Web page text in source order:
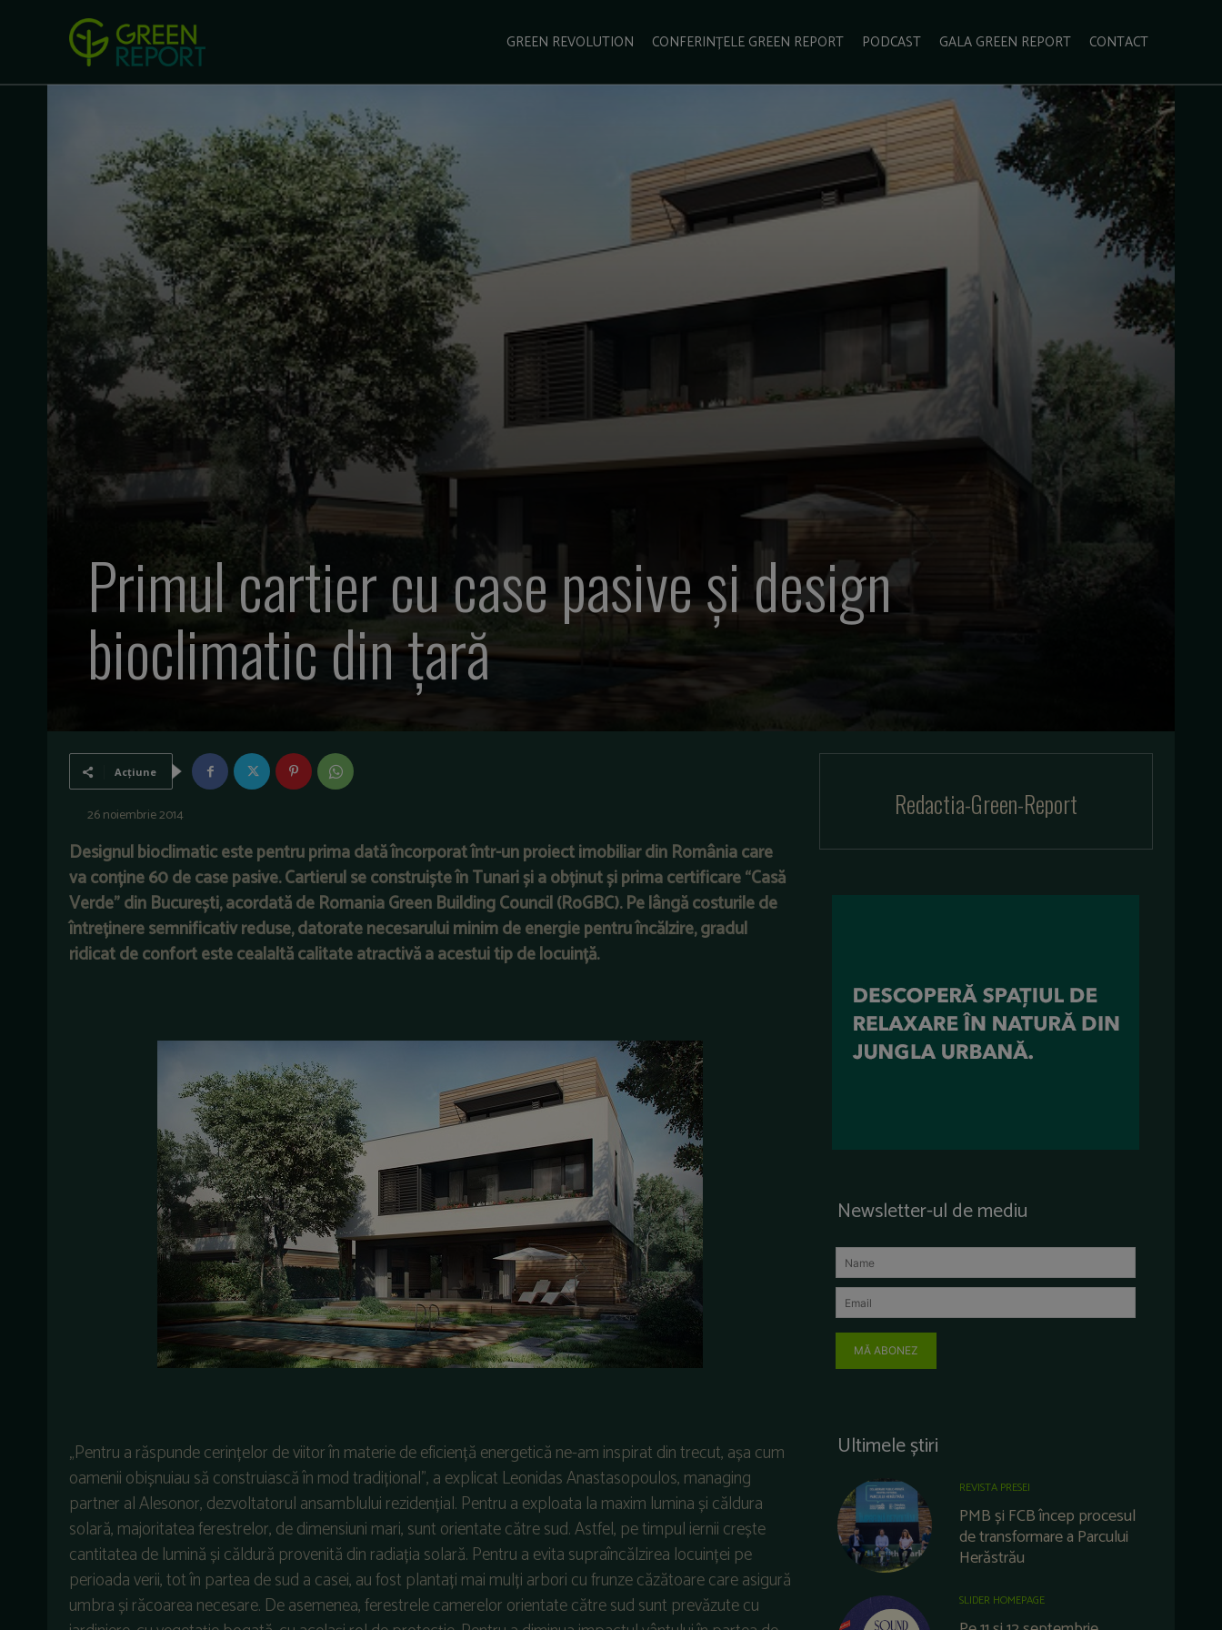
GREEN REVOLUTION CONFERINȚELE GREEN REPORT PODCAST GALA GREEN REPORT CONTACT
SCHIMBĂRI CLIMATICE
Primul cartier cu case pasive și design
bioclimatic din țară
Acțiune
26 noiembrie 2014
Designul bioclimatic este pentru prima dată încorporat într-un proiect imobiliar din România care
va conține 60 de case pasive. Cartierul se construiște în Tunari șia obținut și prima certificare “Casă
Verde” din București, acordată de Romania Green Building Council (RoGBC). Pe lângă costurile de
întreținere semnificativ reduse, datorate necesarului minim de energie pentru încălzire, gradul
ridicat de confort este cealaltă calitate atractivă a acestui tip de locuință.
„Pentru a răspunde cerințelor de viitor în materie de eficiență energetică ne-am inspirat din trecut, așa cum
oamenii obișnuiau să construiască în mod tradițional”, a explicat Leonidas Anastasopoulos, managing
partner al Alesonor, dezvoltatorul ansamblului rezidențial. Pentru a exploata la maxim lumina și căldura
solară, majoritatea ferestrelor, de dimensiuni mari, sunt orientate către sud. Astfel, pe timpul iernii crește
cantitatea de lumină și căldură provenită din radiația solară. Pentru a evita supraîncălzirea locuinței pe
perioada verii, tot în partea de sud a casei, au fost plantați mai mulți arbori cu frunze căzătoare care asigură
umbra și răcoarea necesare. De asemenea, ferestrele camerelor orientate către sud sunt prevăzute cu
Redactia-Green-Report
Newsletter-ul de mediu
MĂ ABONEZ
Ultimele știri
REVISTA PRESEI
PMB și FCB încep procesul
de transformare a Parcului
Herăstrău
SLIDER HOMEPAGE